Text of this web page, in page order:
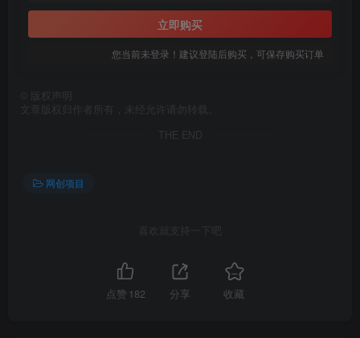
立即购买
您当前未登录！建议登陆后购买，可保存购买订单
版权声明
文章版权归作者所有，未经允许请勿转载。
THE END
网创项目
喜欢就支持一下吧
点赞 182 分享 收藏